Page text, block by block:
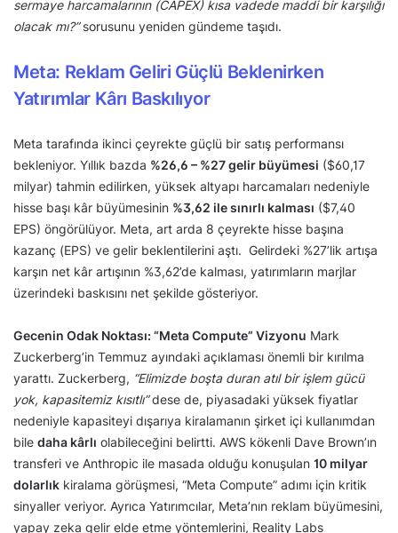
sermaye harcamalarının (CAPEX) kısa vadede maddi bir karşılığı
olacak mı?”sorusunu yeniden gündeme taşıdı.
Meta: Reklam Geliri Güçlü Beklenirken
Yatırımlar Kârı Baskılıyor
Meta tarafında ikinci çeyrekte güçlü bir satış performansı
bekleniyor. Yıllık bazda %26,6 – %27 gelir büyümesi ($60,17
milyar) tahmin edilirken, yüksek altyapı harcamaları nedeniyle
hisse başı kâr büyümesinin %3,62 ile sınırlı kalması ($7,40
EPS) öngörülüyor. Meta, art arda 8 çeyrekte hisse başına
kazanç (EPS) ve gelir beklentilerini aştı. Gelirdeki %27’lik artışa
karşın net kâr artışının %3,62’de kalması, yatırımların marjlar
üzerindeki baskısını net şekilde gösteriyor.
Gecenin Odak Noktası: “Meta Compute” Vizyonu Mark
Zuckerberg’in Temmuz ayındaki açıklaması önemli bir kırılma
yarattı. Zuckerberg, “Elimizde boşta duran atıl bir işlem gücü
yok, kapasitemiz kısıtlı”dese de, piyasadaki yüksek fiyatlar
nedeniyle kapasiteyi dışarıya kiralamanın şirket içi kullanımdan
bile daha kârlı olabileceğini belirtti. AWS kökenli Dave Brown’ın
transferi ve Anthropic ile masada olduğu konuşulan 10 milyar
dolarlık kiralama görüşmesi, “Meta Compute” adımı için kritik
sinyaller veriyor. Ayrıca Yatırımcılar, Meta’nın reklam büyümesini,
yapay zeka gelir elde etme yöntemlerini, Reality Labs